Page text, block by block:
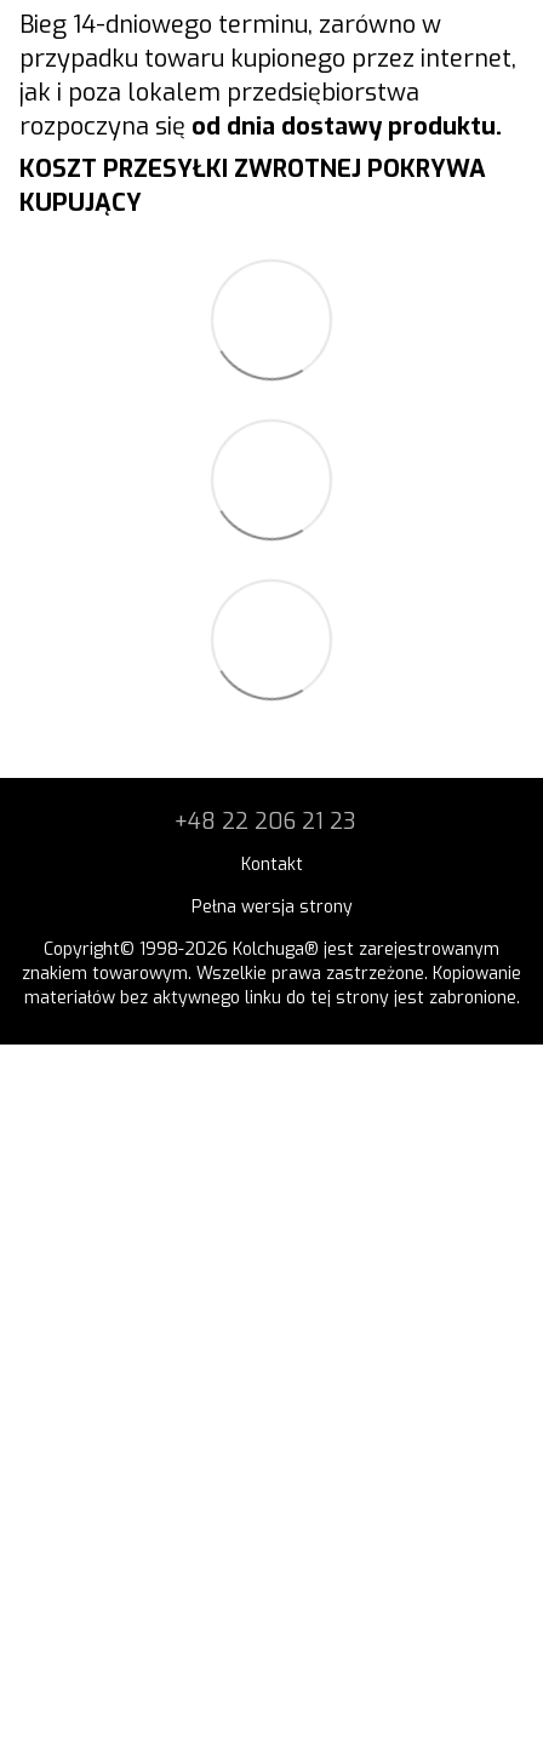
Bieg 14-dniowego terminu, zarówno w
przypadku towaru kupionego przez internet,
jak i poza lokalem przedsiębiorstwa
rozpoczyna się od dnia dostawy produktu.
KOSZT PRZESYŁKI ZWROTNEJ POKRYWA
KUPUJĄCY
+48 22 206 21 23
Kontakt
Pełna wersja strony
Copyright© 1998-2026 Kolchuga® jest zarejestrowanym
znakiem towarowym. Wszelkie prawa zastrzeżone. Kopiowanie
materiałów bez aktywnego linku do tej strony jest zabronione.